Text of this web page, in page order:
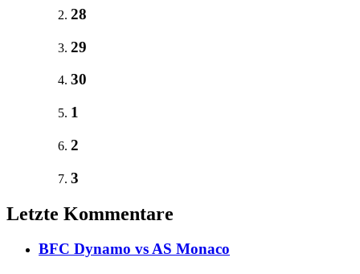
28
29
30
1
2
3
Letzte Kommentare
BFC Dynamo vs AS Monaco